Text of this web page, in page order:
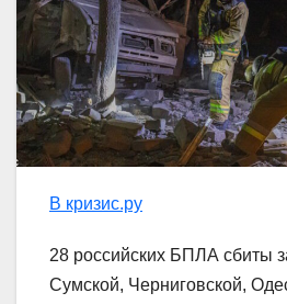
В кризис.ру
28 российских БПЛА сбиты
Сумской, Черниговской,